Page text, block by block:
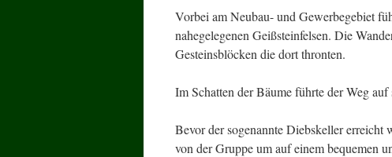
Vorbei am Neubau- und Gewerbegebiet
nahegelegenen Geißsteinfelsen. Die
Gesteinsblöcken die dort thronten.
Im Schatten der Bäume führte der Weg
Bevor der sogenannte Diebskeller
von der Gruppe um auf einem bequemen